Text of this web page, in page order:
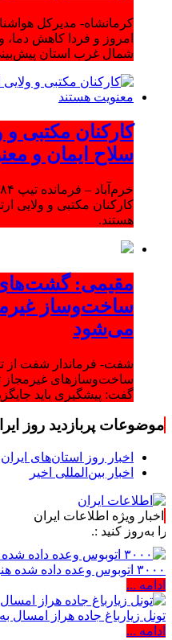
کرمانشاه- مدیرکل
امروز و فردا کاهش دما،
شمال غرب استان
کارکنان مکتبی
سلاح ایمان و
کارکنان مکتبی و ولایی
هستند.
مقیمی: گشت‌های
ساخت‌وساز
می‌شود
شفت- فرماندار شفت از
ساخت‌وسازهای غیرمجاز
گفت: پیشگیری باید
موضوعات پربازدید روز
اخبار روز استان‌های ایران
اخبار بین‌المللی اخیر
اخبار ویژه اطلاعات ایران
:.
۳۰۰۰ اتوبوس وعده داده شده هنوز وارد طرح اربعین نشده است
ادامه ...
تونل زیارباغ جاده هراز امسال
ادامه ...